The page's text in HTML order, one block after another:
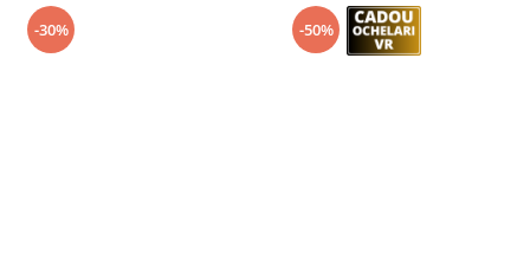
-30% -50%